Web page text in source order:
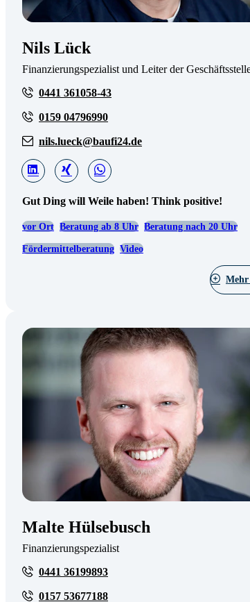
Nils Lück
Finanzierungspezialist und Leiter der
0441 361058-43
0159 04796990
nils.lueck@baufi24.de
Gut Ding will Weile haben! Think positive!
vor Ort Beratung ab 8 Uhr Beratung nach 20 Uhr
Fördermittelberatung Video
Malte Hülsebusch
Finanzierungspezialist
0441 36199893
0157 53677188